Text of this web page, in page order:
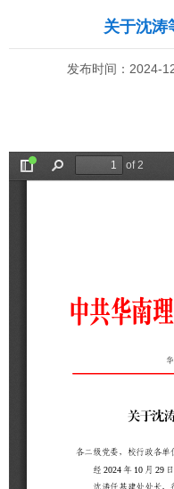
关于沈涛
发布时间：2024-